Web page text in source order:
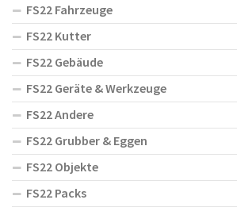
FS22 Fahrzeuge
FS22 Kutter
FS22 Gebäude
FS22 Geräte & Werkzeuge
FS22 Andere
FS22 Grubber & Eggen
FS22 Objekte
FS22 Packs